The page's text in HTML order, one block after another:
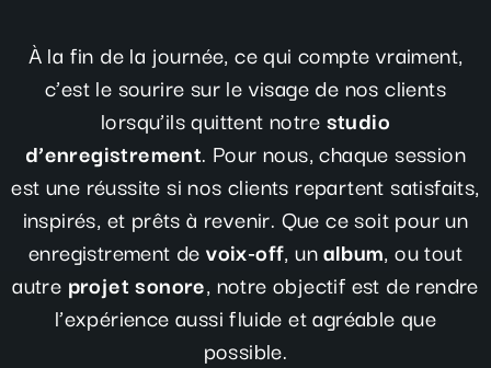
À la fin de la journée, ce qui compte vraiment,
c’est le sourire sur le visage de nos clients
lorsqu’ils quittent notrestudio
d’enregistrement. Pour nous, chaque session
est une réussite si nos clients repartent satisfaits,
inspirés, et prêts à revenir. Que ce soit pour un
enregistrement devoix-off, unalbum, ou tout
autre projet sonore, notre objectif est de rendre
l’expérience aussi fluide et agréable que
possible.